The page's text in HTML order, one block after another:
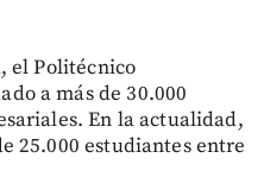
el Politécnico
a más de 30.000
En la actualidad,
25.000 estudiantes entre